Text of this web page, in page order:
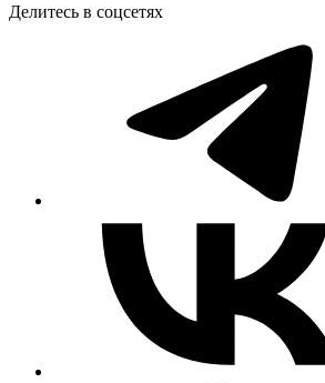
Делитесь в соцсетях